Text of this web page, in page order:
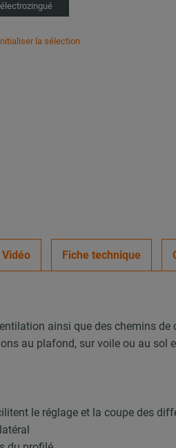
électrozingué
la sélection
Vidéo Fiche technique
ainsi que des chemins
au plafond, sur voile ou au
le réglage et la coupe des